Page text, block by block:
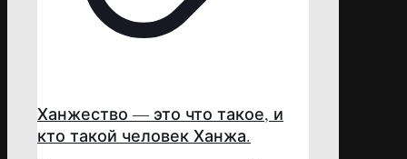
Ханжество — это что такое, и
кто такой человек Ханжа.